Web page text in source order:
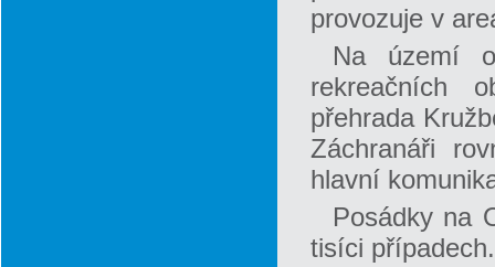
provozuje v
Na území
rekreačních
přehrada
Záchranáři
hlavní
Posádky na
tisíci případech.